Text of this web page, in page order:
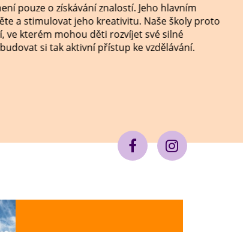
pouze o získávání znalostí. Jeho hlavním
a stimulovat jeho kreativitu. Naše školy proto
kterém mohou děti rozvíjet své silné
si tak aktivní přístup ke vzdělávání.